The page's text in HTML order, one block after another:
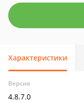
Характеристики
Версия
4.8.7.0